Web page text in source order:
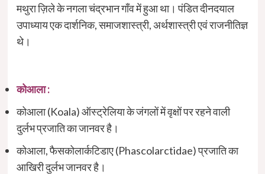
मथुरा ज़िले के नगला चंद्रभान गाँव में हुआ था। पंडित दीनदयाल
उपाध्याय एक दार्शनिक, समाजशास्त्री, अर्थशास्त्री एवं राजनीतिज्ञ
थे।
कोआला :
कोआला (Koala) ऑस्ट्रेलिया के जंगलों में वृक्षों पर रहने वाली
दुर्लभ प्रजाति का जानवर है।
कोआला, फैसकोलार्कटिडाए (Phascolarctidae) प्रजाति का
आखिरी दुर्लभ जानवर है।